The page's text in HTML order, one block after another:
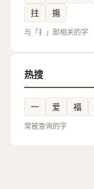
拄
摥
与「扌」部相关的字
热搜
一 爱 福
常被查询的字